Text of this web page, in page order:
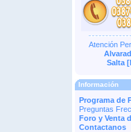
Atención
Salta [
Información
Programa de
Preguntas
Foro y Venta
Contactanos